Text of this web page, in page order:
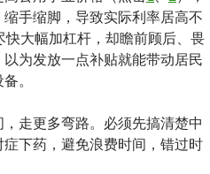
手缩脚，导致实际利率居高不
快大幅加杠杆，却瞻前顾后、畏
为发放一点补贴就能带动居民
。
走更多弯路。必须先搞清楚中
下药，避免浪费时间，错过时